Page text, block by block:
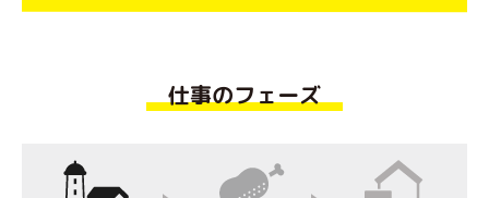
仕事のフェーズ